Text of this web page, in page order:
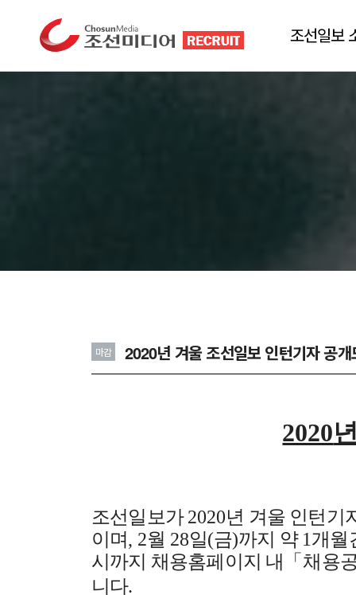
조선일보
마감 2020년 겨울 조선일보 인턴기자 공개
2020
조선일보가2020년 겨울 인턴기
이며, 2월 28일(금)까지 약 1개월
시까지 채용홈페이지 내
「 채용
니다.